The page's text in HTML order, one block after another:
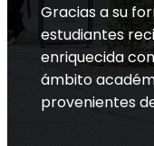
Gracias a su
estudiantes
enriquecida
ámbito
provenientes